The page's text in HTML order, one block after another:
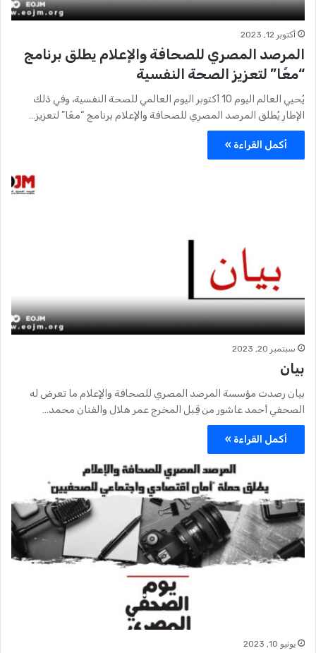
أكتوبر 12, 2023
المرصد المصري للصحافة والإعلام يطلق برنامج
“معًا” لتعزيز الصحة النفسية
يُحيي العالم اليوم 10 أكتوبر اليوم العالمي للصحة النفسية، وفي ذلك
الإطار يُطلق المرصد المصري للصحافة والإعلام برنامج “معًا” لتعزيز…
أكمل القراءة »
سبتمبر 20, 2023
بيان
بيان رصدت مؤسسة المرصد المصري للصحافة والإعلام ما تعرض له
الصحفي أحمد عاشور من قِبل المخرج عمر هلال والفنان محمد…
أكمل القراءة »
يونيو 10, 2023